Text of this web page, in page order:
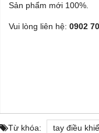
Sản phẩm mới 100%.
Vui lòng liên hệ: 0902
Từ khóa: tay điều